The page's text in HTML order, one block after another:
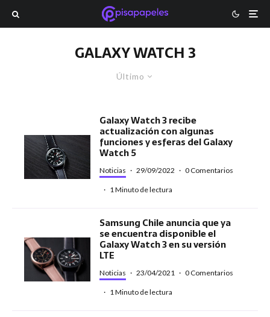
GALAXY WATCH 3
Último
Galaxy Watch 3 recibe
actualización con algunas
funciones y esferas del Galaxy
Watch 5
Noticias · 29/09/2022 · 0 Comentarios
· 1 Minuto de lectura
Samsung Chile anuncia que ya
se encuentra disponible el
Galaxy Watch 3 en su versión
LTE
Noticias · 23/04/2021 · 0 Comentarios
· 1 Minuto de lectura